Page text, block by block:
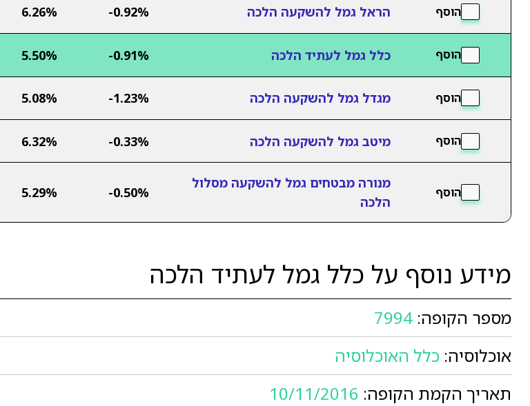
הוסף הראל גמל להשקעה הלכה -0.92%
6.26%
הוסף כלל גמל לעתיד הלכה -0.91%
5.50%
הוסף מגדל גמל להשקעה הלכה -1.23%
5.08%
הוסף מיטב גמל להשקעה הלכה -0.33%
6.32%
הוסף
מנורה מבטחים גמל להשקעה מסלול
הלכה
-0.50%
5.29%
מידע נוסף על כלל גמל לעתיד הלכה
מספר הקופה: 7994
אוכלוסיה: כלל האוכלוסיה
תאריך הקמת הקופה: 10/11/2016